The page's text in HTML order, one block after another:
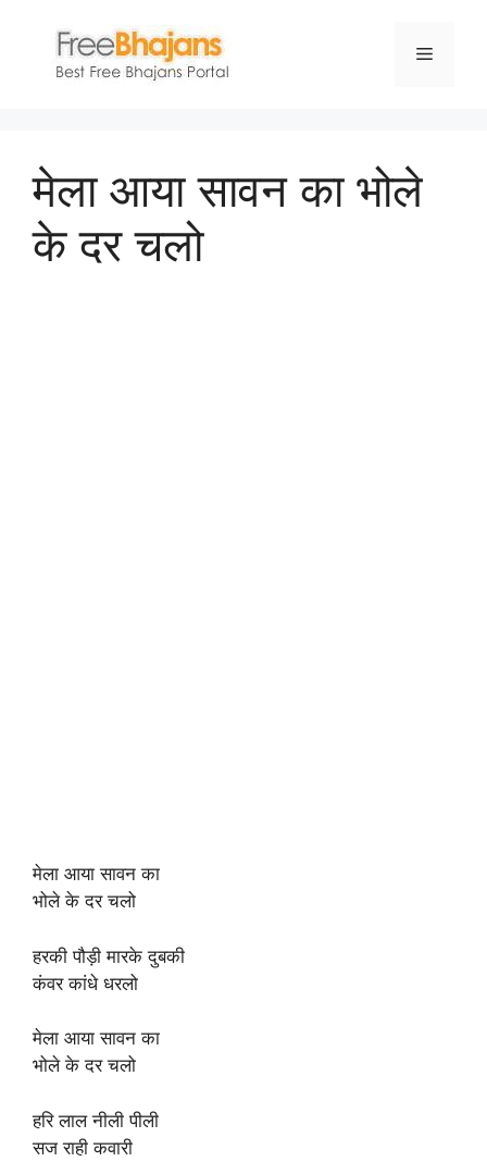
content
Menu
मेला आया सावन का भोले
के दर चलो
मेला आया सावन का
भोले के दर चलो
हरकी पौड़ी मारके दुबकी
कंवर कांधे धरलो
मेला आया सावन का
भोले के दर चलो
हरि लाल नीली पीली
सज राही कवारी